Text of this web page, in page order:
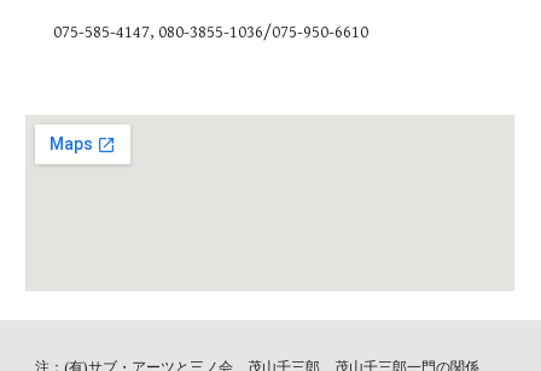
075-585-4147, 080-3855-1036/075-950-6610
注：(有)サブ・アーツと三ノ会、茂山千三郎、茂山千三郎一門の関係